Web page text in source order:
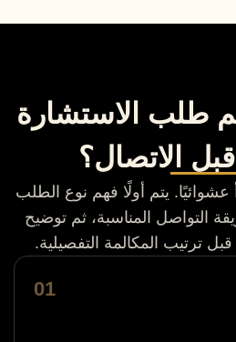
طلب الاستشارة
قبل الاتصال؟
عشوائيًا. يتم أولًا فهم نوع الطلب
التواصل المناسبة، ثم توضيح
ترتيب المكالمة التفصيلية.
01